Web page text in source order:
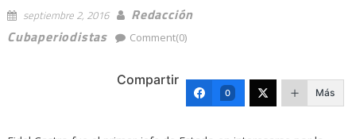
septiembre 2, 2016
Redacción
Cubaperiodistas
Comment(0)
Compartir
0 Más